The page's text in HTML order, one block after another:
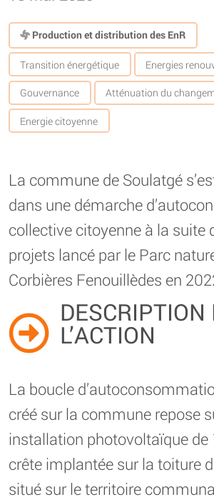
Production et distribution des EnR
Transition énergétique Energies
Gouvernance Atténuation du
Energie citoyenne
La commune de Soulatgé
dans une démarche
collective citoyenne à la suite
projets lancé par le Parc
Corbières Fenouillèdes en
DESCRIPTION
L’ACTION
La boucle
créé sur la commune repose
installation photovoltaïque
crête implantée sur la toiture
situé sur le territoire